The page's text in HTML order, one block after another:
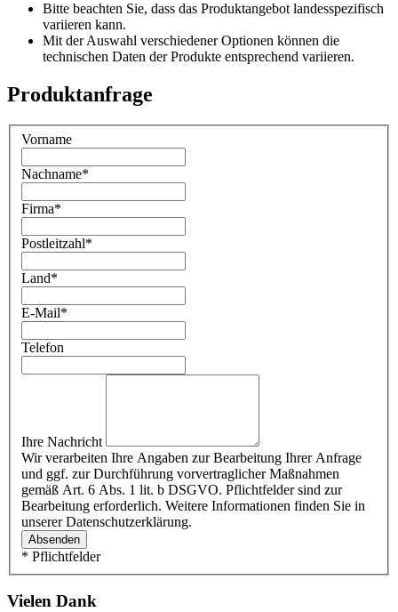
Bitte beachten Sie, dass das Produktangebot landesspezifisch
variieren kann.
Mit der Auswahl verschiedener Optionen können die
technischen Daten der Produkte entsprechend variieren.
Produktanfrage
Vorname
Nachname*
Firma*
Postleitzahl*
Land*
E-Mail*
Telefon
Ihre Nachricht
Wir verarbeiten Ihre Angaben zur Bearbeitung Ihrer Anfrage
und ggf. zur Durchführung vorvertraglicher Maßnahmen
gemäß Art. 6 Abs. 1 lit. b DSGVO. Pflichtfelder sind zur
Bearbeitung erforderlich. Weitere Informationen finden Sie in
unserer Datenschutzerklärung.
Absenden
* Pflichtfelder
Vielen Dank